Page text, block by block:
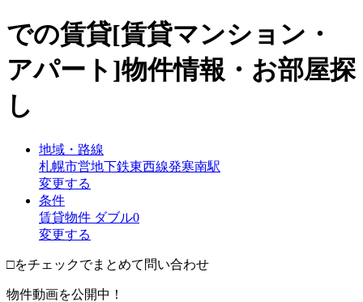
での賃貸[賃貸マンション・
アパート]物件情報・お部屋探
し
地域・路線
札幌市営地下鉄東西線発寒南駅
変更する
条件
賃貸物件 ダブル0
変更する
□をチェックでまとめて問い合わせ
物件動画を公開中！